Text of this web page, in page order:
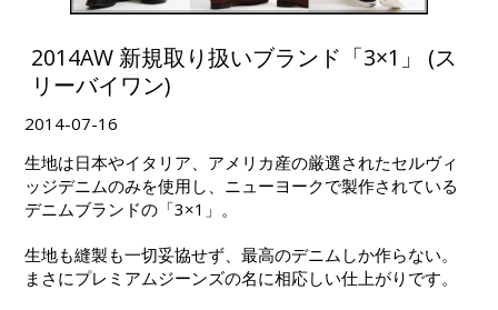
2014AW 新規取り扱いブランド「3×1」 (ス
リーバイワン)
2014-07-16
生地は日本やイタリア、アメリカ産の厳選されたセルヴィ
ッジデニムのみを使用し、ニューヨークで製作されている
デニムブランドの「3×1」。
生地も縫製も一切妥協せず、最高のデニムしか作らない。
まさにプレミアムジーンズの名に相応しい仕上がりです。